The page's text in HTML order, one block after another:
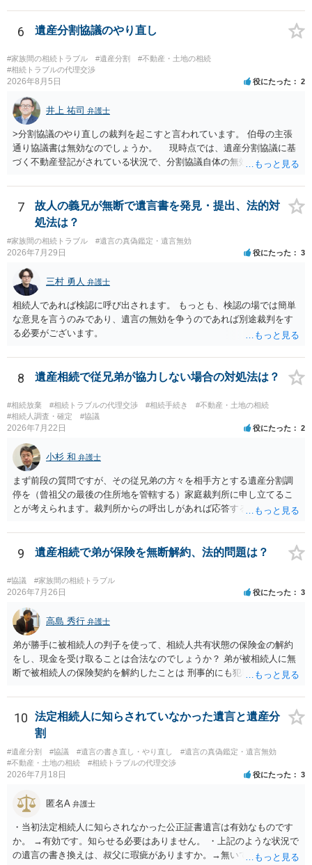
ます。 入籍した場合でも、原則契約者が単独で全ての債務を負うこと
には変わりがありません。 なかなか対応に難しい案件であり、公開の
場でアドバイスを行うのも限界があるように思われますので、資料等
を持参のうえ個別に弁護士に相談されることをお勧めします。
6 遺産分割協議のやり直し
#家族間の相続トラブル #遺産分割
#不動産・土地の相続
#相続トラブルの代理交渉
2026年8月5日 役にたった 2
井上 祐司 弁護士
>分割協議のやり直しの裁判を起こすと言われています。 伯母の主張
通り協議書は無効なのでしょうか。 現時点では、遺産分割協議に基
づく不動産登記がされている状況で、分割協議自体の無効を裁判所が
方の訴訟の主張及び立証次第ですが、 ・御祖母様の認知能力に関する
医師の意見書、筆跡鑑定 が提出されればその効力が否定される可能性
はありますが、 ・伯母様自身が分割協議に加わっていること ・御祖母
様の意に反する遺産分割協議を行う実益が誰にあったかの立証が困難
であること からすると、実際に遺産分割協議の効力が否定される可能
性はそれほど高くない（立証のハードルは非常に高い）ということが
言えると思います。
7
故人の義兄が無断で遺言書を発見・提出、法的対
処法は？
#家族間の相続トラブル #遺言の真偽鑑定・遺言無効
2026年7月29日 役にたった 3
三村 勇人 弁護士
相続人であれば検認に呼び出されます。 もっとも、検認の場では簡単
な意見を言うのみであり、遺言の無効を争うのであれば別途裁判をす
る必要がございます。
8 遺産相続で従兄弟が協力しない場合の対処法は？
#相続放棄 #相続トラブルの代理交渉 #相続手続き
#不動産・土地の相続
#相続人調査・確定
#協議
2026年7月22日 役にたった 2
小杉 和 弁護士
まず前段の質問ですが、その従兄弟の方々を相手方とする遺産分割調
停を（曾祖父の最後の住所地を管轄する）家庭裁判所に申し立てるこ
とが考えられます。裁判所からの呼出しがあれば応答する可能性がま
能と思われます。時間が思った以上にないので必要書類をてきぱきと
揃える必要があります。その点是非御注意ください。
9 遺産相続で弟が保険を無断解約、法的問題は？
#協議 #家族間の相続トラブル
2026年7月26日 役にたった 3
高島 秀行 弁護士
弟が勝手に被相続人の判子を使って、相続人共有状態の保険金の解約
をし、現金を受け取ることは合法なのでしょうか？ 弟が被相続人に無
断で被相続人の保険契約を解約したことは 刑事的にも犯罪となる可能
された書類のコピーを取得して、弁護士に面談で詳しい事情を話して
相談 されたら良いと思います。
10
法定相続人に知らされていなかった遺言と遺産分
割
#遺産分割 #協議 #遺言の書き直し・やり直し
#遺言の真偽鑑定・遺言無効
#不動産・土地の相続
#相続トラブルの代理交渉
2026年7月18日 役にたった 3
匿名A 弁護士
・当初法定相続人に知らされなかった公正証書遺言は有効なものです
か。 →有効です。知らせる必要はありません。 ・上記のような状況で
の遺言の書き換えは、叔父に瑕疵がありますか。→無いです。 ・分割